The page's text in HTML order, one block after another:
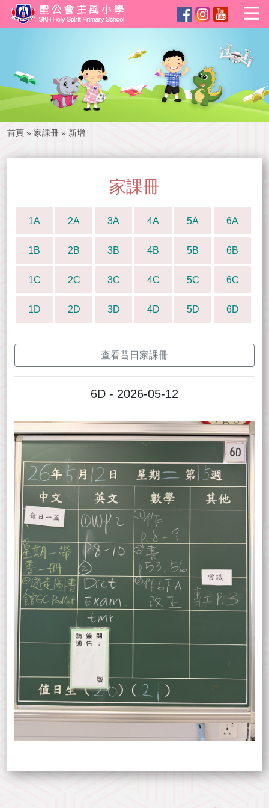
首頁 » 家課冊 » 新增
家課冊
1A 2A 3A 4A 5A 6A
1B 2B 3B 4B 5B 6B
1C 2C 3C 4C 5C 6C
1D 2D 3D 4D 5D 6D
查看昔日家課冊
6D - 2026-05-12